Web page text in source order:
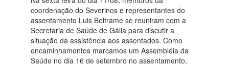
coordenação do Severinos e representantes do
assentamento Luis Beltrame se reuniram com a
Secretaria de Saúde de Gália para discutir a
situação da assistência aos assentados. Como
encaminhamentos marcamos um Assembléia da
Saúde no dia 16 de setembro no assentamento,